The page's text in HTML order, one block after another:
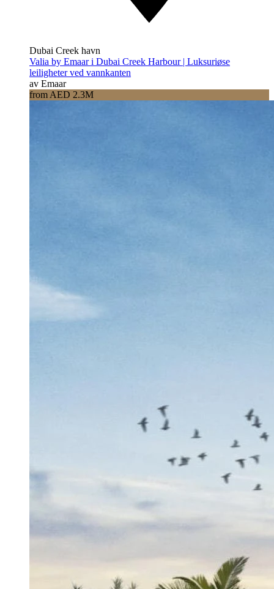
Dubai Creek havn
Valia by Emaar i Dubai Creek Harbour | Luksuriøse
leiligheter ved vannkanten
av Emaar
from AED 2.3M